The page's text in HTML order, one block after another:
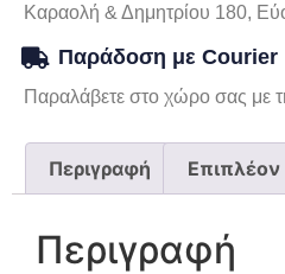
Καραολή & Δημητρίου 180,
Παράδοση με Courier
Παραλάβετε στο χώρο σας με
Περιγραφή
Περιγραφή